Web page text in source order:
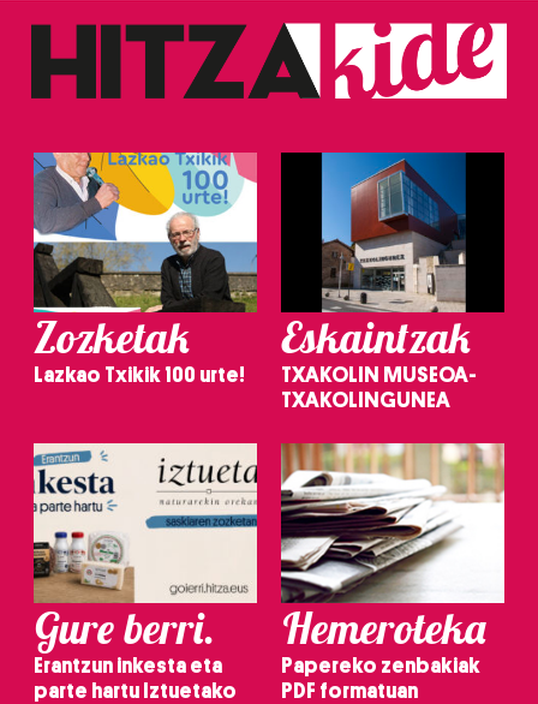
Zozketak
Lazkao Txikik 100 urte!
Eskaintzak
TXAKOLIN MUSEOA-
TXAKOLINGUNEA
Gure berri.
Erantzun inkesta eta
parte hartu Iztuetako
Hemeroteka
Papereko zenbakiak
PDF formatuan